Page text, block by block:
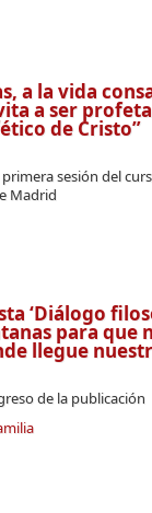
a la vida
a ser
de Cristo”
sesión del
Madrid
‘Diálogo
para que
llegue
de la publicación